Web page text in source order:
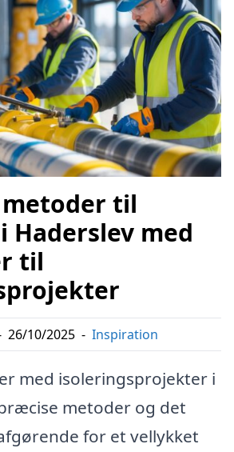
til
Haderslev med
til
26/10/2025 - Inspiration
med isoleringsprojekter i
metoder og det
for et vellykket